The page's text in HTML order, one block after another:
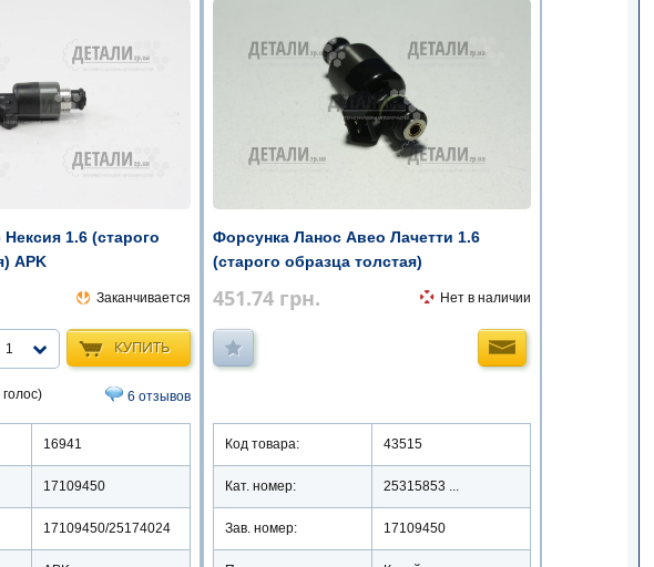
1.6 (старого
APK
Заканчивается
КУПИТЬ
1
голос) 6 отзывов
16941
17109450
17109450/25174024
Форсунка Ланос Авео Лачетти 1.6
(старого образца толстая)
451.74 грн. Нет в наличии
Код товара: 43515
Кат. номер: 25315853 ...
Зав. номер: 17109450